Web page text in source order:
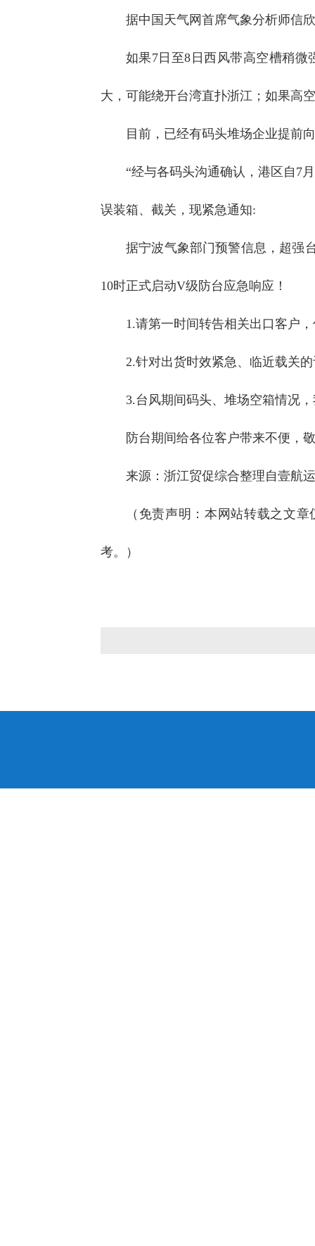
据中国天气网首席气象分析师信
如果7日至8日西风带高空槽稍微
大，可能绕开台湾直扑浙江；如果高
目前，已经有码头堆场企业提前
“经与各码头沟通确认，港区自7
误装箱、截关，现紧急通知:
据宁波气象部门预警信息，超强
10时正式启动V级防台应急响应！
1.请第一时间转告相关出口客户
2.针对出货时效紧急、临近载关
3.台风期间码头、堆场空箱情况
防台期间给各位客户带来不便，
来源：浙江贸促综合整理自壹航运
（免责声明：本网站转载之文
考。）